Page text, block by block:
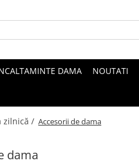
DAMA NOUTATI
zilnică / Accesorii de dama
dama